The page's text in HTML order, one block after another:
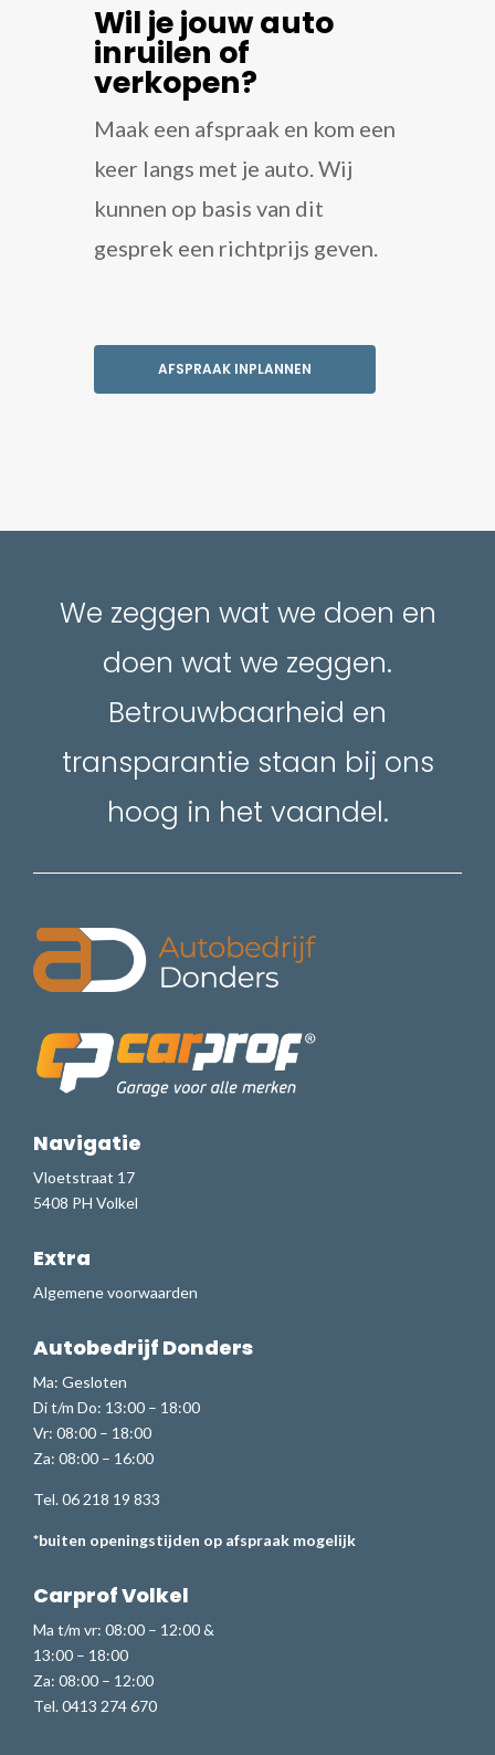
Wil je jouw auto
inruilen of
verkopen?
Maak een afspraak en kom een
keer langs met je auto. Wij
kunnen op basis van dit
gesprek een richtprijs geven.
AFSPRAAK INPLANNEN
We zeggen wat we doen en
doen wat we zeggen.
Betrouwbaarheid en
transparantie staan bij ons
hoog in het vaandel.
Navigatie
Vloetstraat 17
5408 PH Volkel
Extra
Algemene voorwaarden
Autobedrijf Donders
Ma: Gesloten
Di t/m Do: 13:00 – 18:00
Vr: 08:00 – 18:00
Za: 08:00 – 16:00
Tel. 06 218 19 833
*buiten openingstijden op afspraak mogelijk
Carprof Volkel
Ma t/m vr: 08:00 – 12:00 &
13:00 – 18:00
Za: 08:00 – 12:00
Tel. 0413 274 670